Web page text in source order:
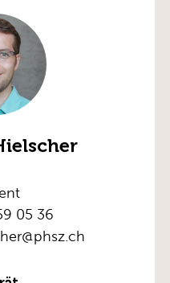
05 36